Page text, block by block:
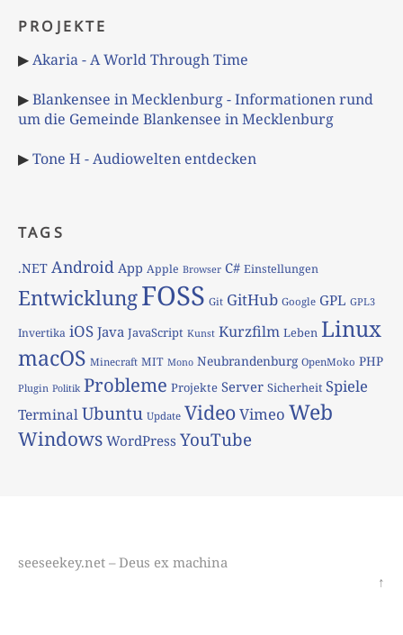
PROJEKTE
▶Akaria - A World Through Time
▶Blankensee in Mecklenburg - Informationen rund
um die Gemeinde Blankensee in Mecklenburg
▶Tone H - Audiowelten entdecken
TAGS
.NET Android App Apple Browser C# Einstellungen
EntwicklungFOSS Git GitHub Google GPL GPL3
Invertika iOS Java JavaScript Kunst Kurzfilm Leben Linux
macOS Minecraft MIT Mono Neubrandenburg OpenMoko PHP
Plugin Politik Probleme Projekte Server Sicherheit Spiele
TerminalUbuntu Update VideoVimeo Web
Windows WordPress YouTube
seeseekey.net – Deus ex machina
↑